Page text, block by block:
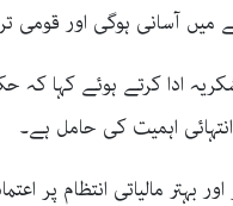
آسانی ہوگی اور قومی
ادا کرتے ہوئے
اہمیت کی حامل ہے۔
مالیاتی انتظام پر